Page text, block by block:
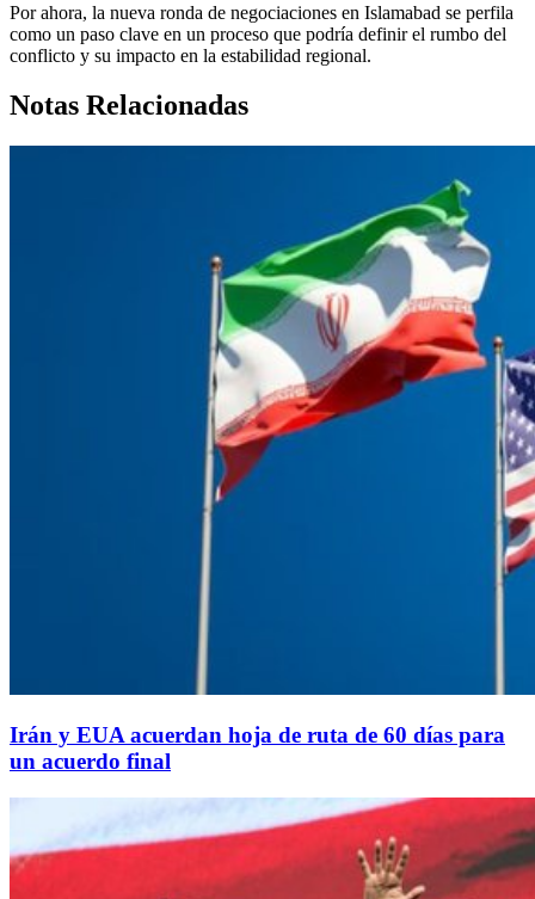
Por ahora, la nueva ronda de negociaciones en Islamabad se perfila
como un paso clave en un proceso que podría definir el rumbo del
conflicto y su impacto en la estabilidad regional.
Notas Relacionadas
Irán y EUA acuerdan hoja de ruta de 60 días para
un acuerdo final